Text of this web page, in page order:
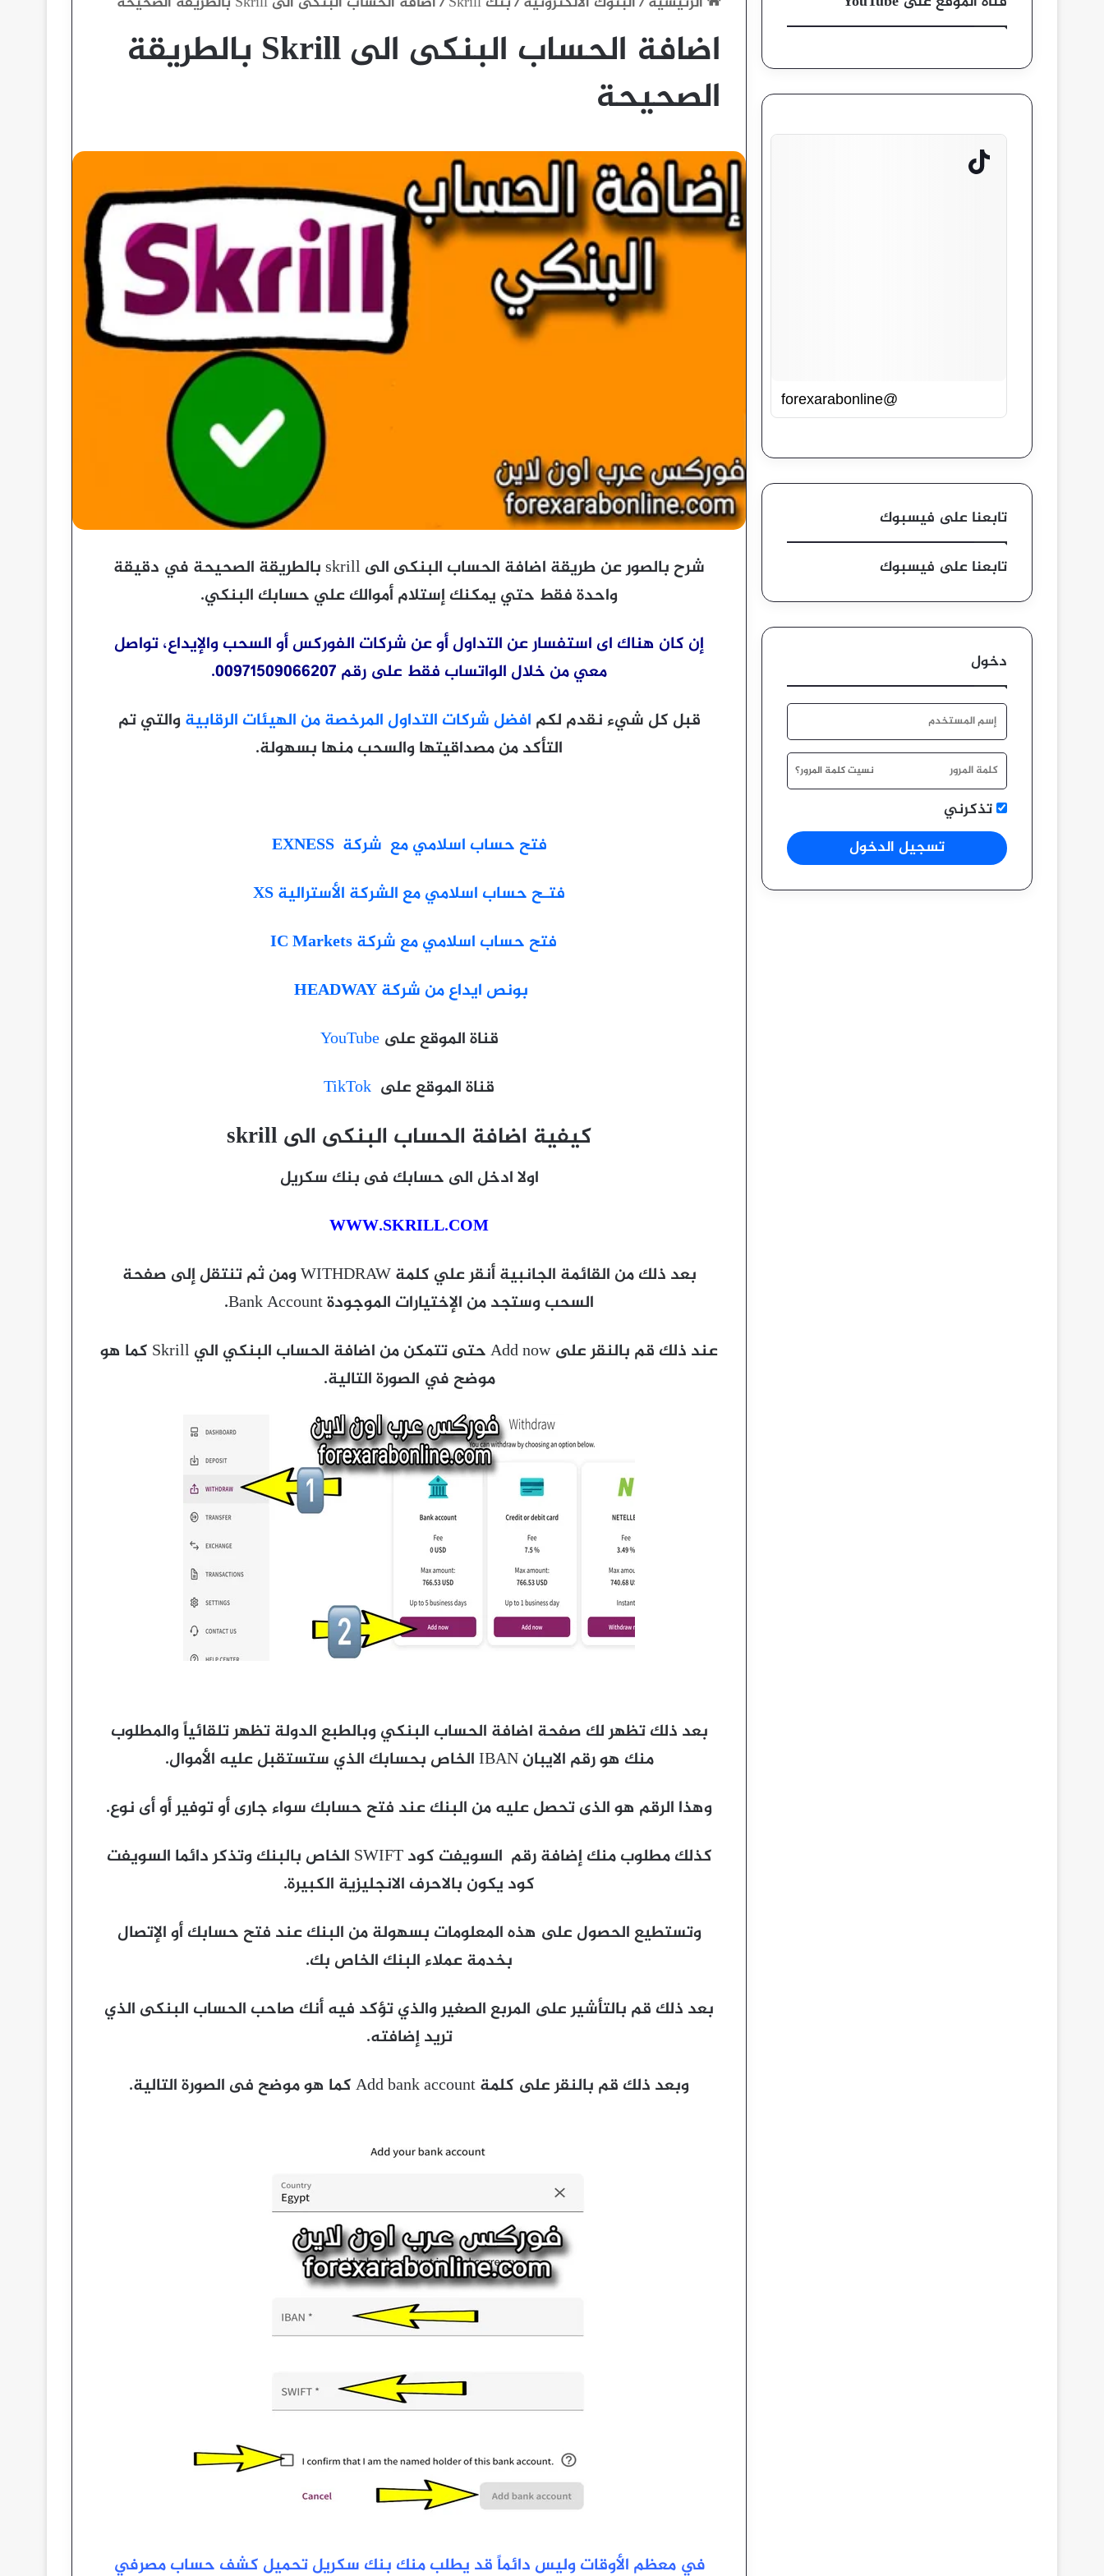
اضافة الحساب البنكى الى Skrill بالطريقة
الصحيحة
شرح بالصور عن طريقة اضافة الحساب البنكى الى skrill بالطريقة الصحيحة في دقيقة
واحدة فقط حتي يمكنك إستلام أموالك علي حسابك البنكي.
إن كان هناك اى استفسار عن التداول أو عن شركات الفوركس أو السحب والإيداع، تواصل
معي من خلال الواتساب فقط على رقم 00971509066207.
قبل كل شيء نقدم لكم افضل شركات التداول المرخصة من الهيئات الرقابيةوالتي تم
التأكد من مصداقيتها والسحب منها بسهولة.
فتح حساب اسلامي مع شركة EXNESS
فتـح حساب اسلامي مع الشركة الأسترالية XS
فتح حساب اسلامي مع شركة IC Markets
بونص ايداع من شركة HEADWAY
قناة الموقع علىYouTube
قناة الموقع على TikTok
كيفية اضافة الحساب البنكى الى skrill
اولا ادخل الى حسابك فى بنك سكريل
WWW.SKRILL.COM
بعد ذلك من القائمة الجانبية أنقر علي كلمة WITHDRAW ومن ثم تنتقل إلى صفحة
السحب وستجد من الإختيارات الموجودة Bank Account.
عند ذلك قم بالنقر على Add now حتى تتمكن من اضافة الحساب البنكي الي Skrill كما هو
موضح في الصورة التالية.
بعد ذلك تظهر لك صفحة اضافة الحساب البنكي وبالطبع الدولة تظهر تلقائياً والمطلوب
منك هو رقم الايبان IBAN الخاص بحسابك الذي ستستقبل عليه الأموال.
وهذا الرقم هو الذى تحصل عليه من البنك عند فتح حسابك سواء جارى أو توفير أو أى نوع.
كذلك مطلوب منك إضافة رقم السويفت كود SWIFT الخاص بالبنك وتذكر دائما السويفت
كود يكون بالاحرف الانجليزية الكبيرة.
وتستطيع الحصول على هذه المعلومات بسهولة من البنك عند فتح حسابك أو الإتصال
بخدمة عملاء البنك الخاص بك.
بعد ذلك قم بالتأشير على المربع الصغير والذي تؤكد فيه أنك صاحب الحساب البنكى الذي
تريد إضافته.
وبعد ذلك قم بالنقر على كلمة Add bank account كما هو موضح فى الصورة التالية.
في معظم الأوقات وليس دائماً قد يطلب منك بنك سكريل تحميل كشف حساب مصرفي
@forexarabonline
تابعنا على فيسبوك
تابعنا على فيسبوك
دخول
نسيت كلمة المرور؟
تذكرني
تسجيل الدخول